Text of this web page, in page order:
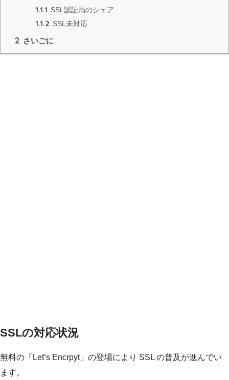
1.1.1 SSL認証局のシェア
1.1.2 SSL未対応
2 さいごに
SSLの対応状況
無料の「Let’s Encrpyt」の登場により SSL の普及が進んでい
ます。